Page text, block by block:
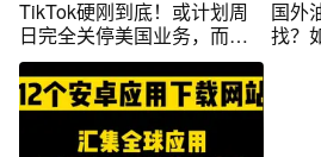
TikTok硬刚到底！或计划周
日完全关停美国业务，而非
仅从应用商店下架
国外
找？